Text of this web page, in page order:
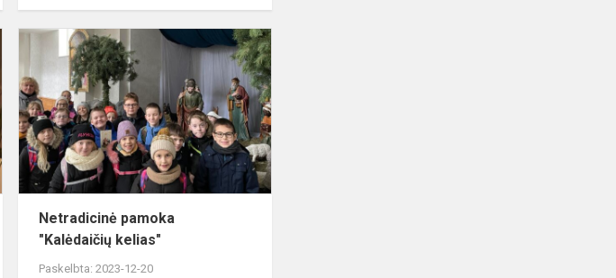
Sausio
Laisvės
gynėjų
diena
Netradicinė
pamoka
"Kalėdaičių
kelias"
Netradicinė pamoka
"Kalėdaičių kelias"
Paskelbta: 2023-12-20